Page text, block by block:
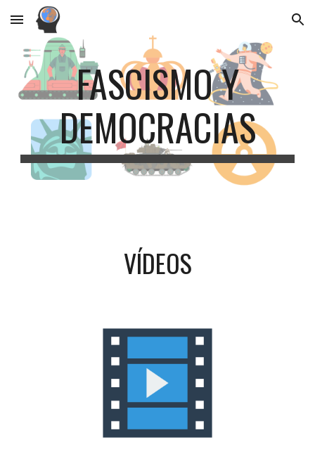
Skip to main content Skip to navigation
FASCISMO Y
DEMOCRACIAS
VÍDEOS